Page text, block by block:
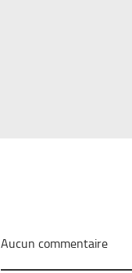
Aucun commentaire